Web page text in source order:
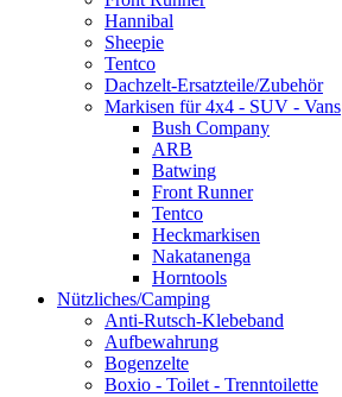
Hannibal
Sheepie
Tentco
Dachzelt-Ersatzteile/Zubehör
Markisen für 4x4 - SUV - Vans
Bush Company
ARB
Batwing
Front Runner
Tentco
Heckmarkisen
Nakatanenga
Horntools
Nützliches/Camping
Anti-Rutsch-Klebeband
Aufbewahrung
Bogenzelte
Boxio - Toilet - Trenntoilette